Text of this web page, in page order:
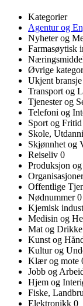
Kategorier
Agentur og
Nyheter og
Farmasøytisk
Øvrige
Ukjent bransje
Transport og
Tjenester og
Telefoni og
Sport og Fritid
Skole,
Skjønnhet og
Reiseliv 0
Produksjon
Offentlige
Nødnummer0
Kjemisk
Medisin og
Mat og Drikke
Kunst og
Kultur og
Klær og mote
Jobb og
Hjem og
Fiske,
Elektronikk 0